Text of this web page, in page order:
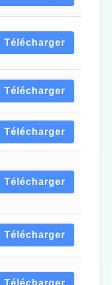
Télécharger
Télécharger
Télécharger
Télécharger
Télécharger
Télécharger